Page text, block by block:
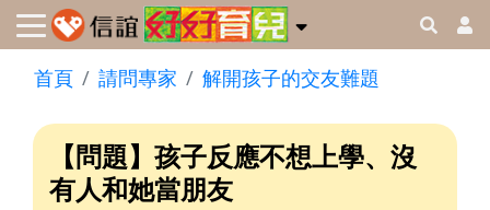
首頁 請問專家 解開孩子的交友難題
【問題】孩子反應不想上學、沒
有人和她當朋友